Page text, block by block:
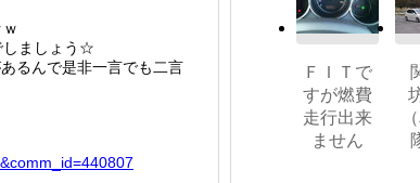
しましょう☆
るんで是非一言でも二言
_id=440807
ＦＩＴで
すが燃費
走行出来
ません